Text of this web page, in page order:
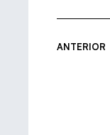
ANTERIOR